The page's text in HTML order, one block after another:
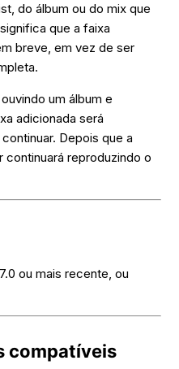
do álbum ou do mix que
que a faixa
breve, em vez de ser
um álbum e
adicionada será
Depois que a
continuará reproduzindo o
ou mais recente, ou
compatíveis